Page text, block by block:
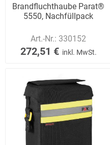
Brandfluchthaube Parat®
5550, Nachfüllpack
Art.-Nr.: 330152
272,51 € inkl. MwSt.